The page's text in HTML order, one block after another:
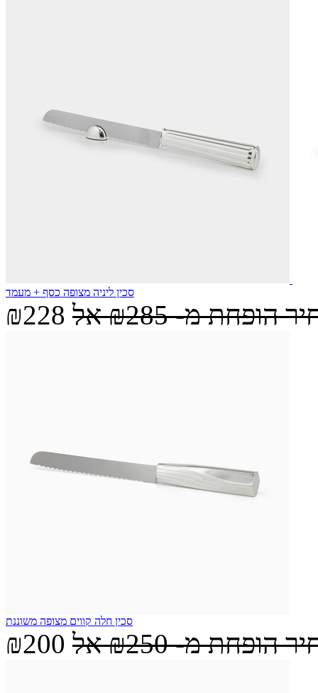
סכין ליניה מצופה כסף + מעמד
₪228 הופחת מ-₪285 אל
סכין חלה קווים מצופה משוננת
₪200 הופחת מ-₪250 אל